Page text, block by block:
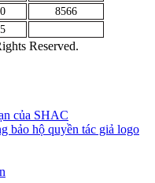
8566
Reserved.
của SHAC
bảo hộ quyền tác giả logo